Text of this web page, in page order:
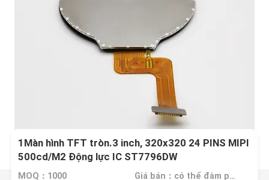
1Màn hình TFT tròn.3 inch, 320x320 24 PINS MIPI
500cd/M2 Động lực IC ST7796DW
MOQ：1000 Giá bán：có thể đàm phán